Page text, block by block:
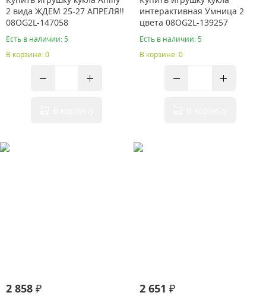
2 вида ЖДЕМ 25-27 АПРЕЛЯ!!
08OG2L-147058
Есть в наличии: 5
В корзине: 0
интерактивная Умница 2
цвета 08OG2L-139257
Есть в наличии: 5
В корзине: 0
2 858 ₽ 2 651 ₽